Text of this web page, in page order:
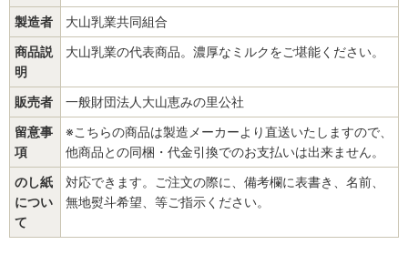
製造者
大山乳業共同組合
商品説
明
大山乳業の代表商品。濃厚なミルクをご堪能ください。
販売者
一般財団法人大山恵みの里公社
留意事
項
※こちらの商品は製造メーカーより直送いたしますので、
他商品との同梱・代金引換でのお支払いは出来ません。
のし紙
につい
て
対応できます。ご注文の際に、備考欄に表書き、名前、
無地熨斗希望、等ご指示ください。